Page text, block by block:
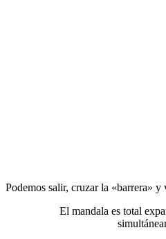
Podemos salir, cruzar la «barrera» y
El mandala es total